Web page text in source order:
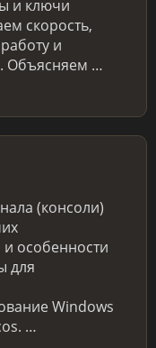
и ключи
скорость,
и
Объясняем …
(консоли)
особенности
для
Windows
…